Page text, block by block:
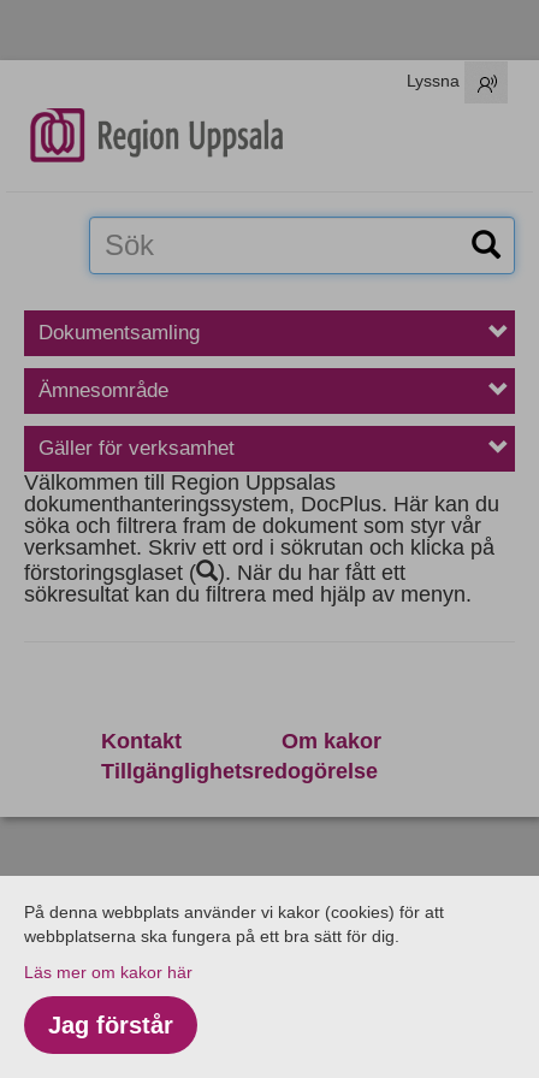
På denna webbplats använder vi kakor (cookies) för att
webbplatserna ska fungera på ett bra sätt för dig.
Läs mer om kakor här
Jag förstår
Lyssna
Dokumentsamling
Ämnesområde
Gäller för verksamhet
Välkommen till Region Uppsalas
dokumenthanteringssystem, DocPlus. Här kan du
söka och filtrera fram de dokument som styr vår
verksamhet. Skriv ett ord i sökrutan och klicka på
förstoringsglaset (
). När du har fått ett
sökresultat kan du filtrera med hjälp av menyn.
Kontakt
Om kakor
Tillgänglighetsredogörelse